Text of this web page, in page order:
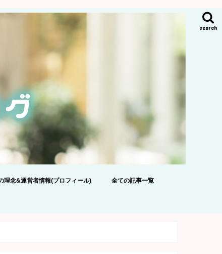
search
理念&運営者情報(プロフィール)
シー
ねがい
全ての記事一覧